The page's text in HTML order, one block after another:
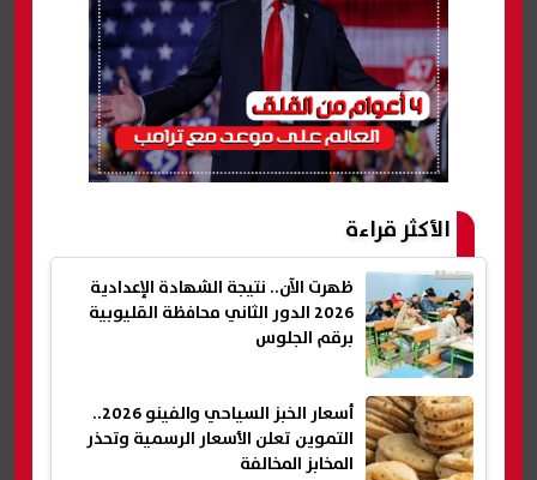
الأكثر قراءة
ظهرت الآن.. نتيجة الشهادة الإعدادية
2026 الدور الثاني محافظة القليوبية
برقم الجلوس
أسعار الخبز السياحي والفينو 2026..
التموين تعلن الأسعار الرسمية وتحذر
المخابز المخالفة